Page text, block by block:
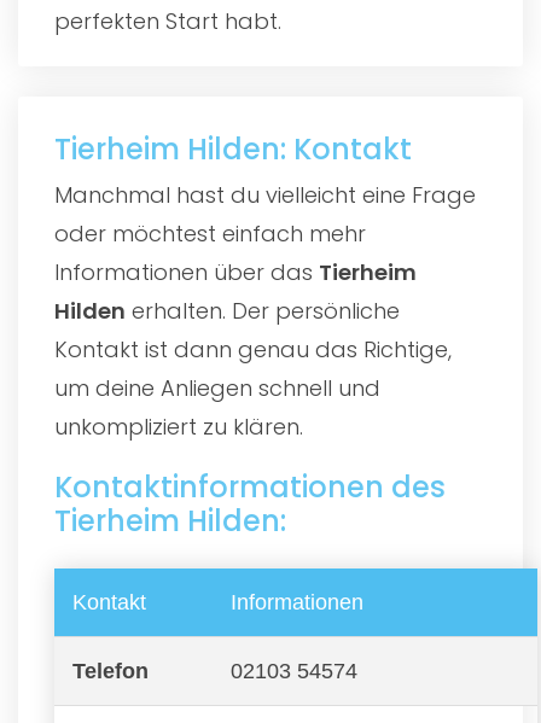
perfekten Start habt.
Tierheim Hilden: Kontakt
Manchmal hast du vielleicht eine Frage
oder möchtest einfach mehr
Informationen über das Tierheim
Hilden erhalten. Der persönliche
Kontakt ist dann genau das Richtige,
um deine Anliegen schnell und
unkompliziert zu klären.
Kontaktinformationen des
Tierheim Hilden:
Kontakt Informationen
Telefon 02103 54574